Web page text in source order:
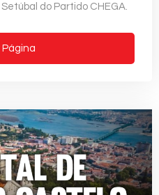
do Partido CHEGA.
Página